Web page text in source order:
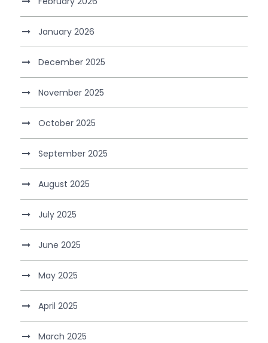
January 2026
December 2025
November 2025
October 2025
September 2025
August 2025
July 2025
June 2025
May 2025
April 2025
March 2025